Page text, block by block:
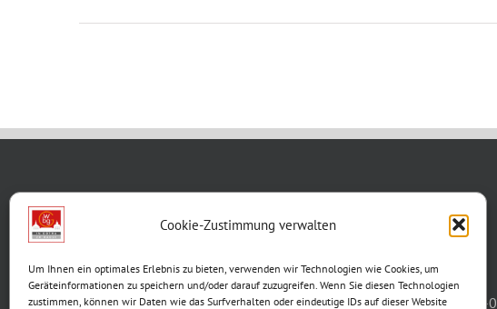
Cookie-Zustimmung verwalten
Um Ihnen ein optimales Erlebnis zu bieten, verwenden wir Technologien wie Cookies, um
Geräteinformationen zu speichern und/oder darauf zuzugreifen. Wenn Sie diesen Technologien
zustimmen, können wir Daten wie das Surfverhalten oder eindeutige IDs auf dieser Website
99867 Gotha
Telefon:03621/3077-0